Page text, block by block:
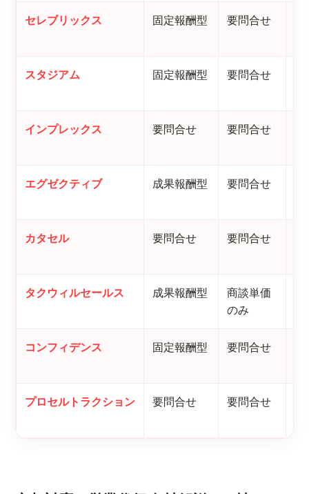
セレブリックス 固定報酬型 要問合せ
スタジアム 固定報酬型 要問合せ
インプレックス 要問合せ 要問合せ
エグゼクティブ 成果報酬型 要問合せ
カタセル 要問合せ 要問合せ
タクウィルセールス 成果報酬型
商談単価
のみ
コンフィデンス 固定報酬型 要問合せ
プロセルトラクション 要問合せ 要問合せ